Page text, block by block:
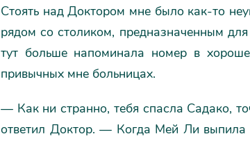
Стоять над Доктором мне было как-то
рядом со столиком, предназначенным
тут больше напоминала номер в
привычных мне больницах.
— Как ни странно, тебя спасла Садако,
ответил Доктор. — Когда Мей Ли выпила